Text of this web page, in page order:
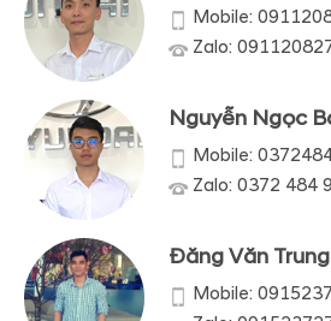
Mobile:
Zalo:
Nguyễn Ngọc
Mobile:
Zalo: 0372 484
Đăng Văn Trung
Mobile: